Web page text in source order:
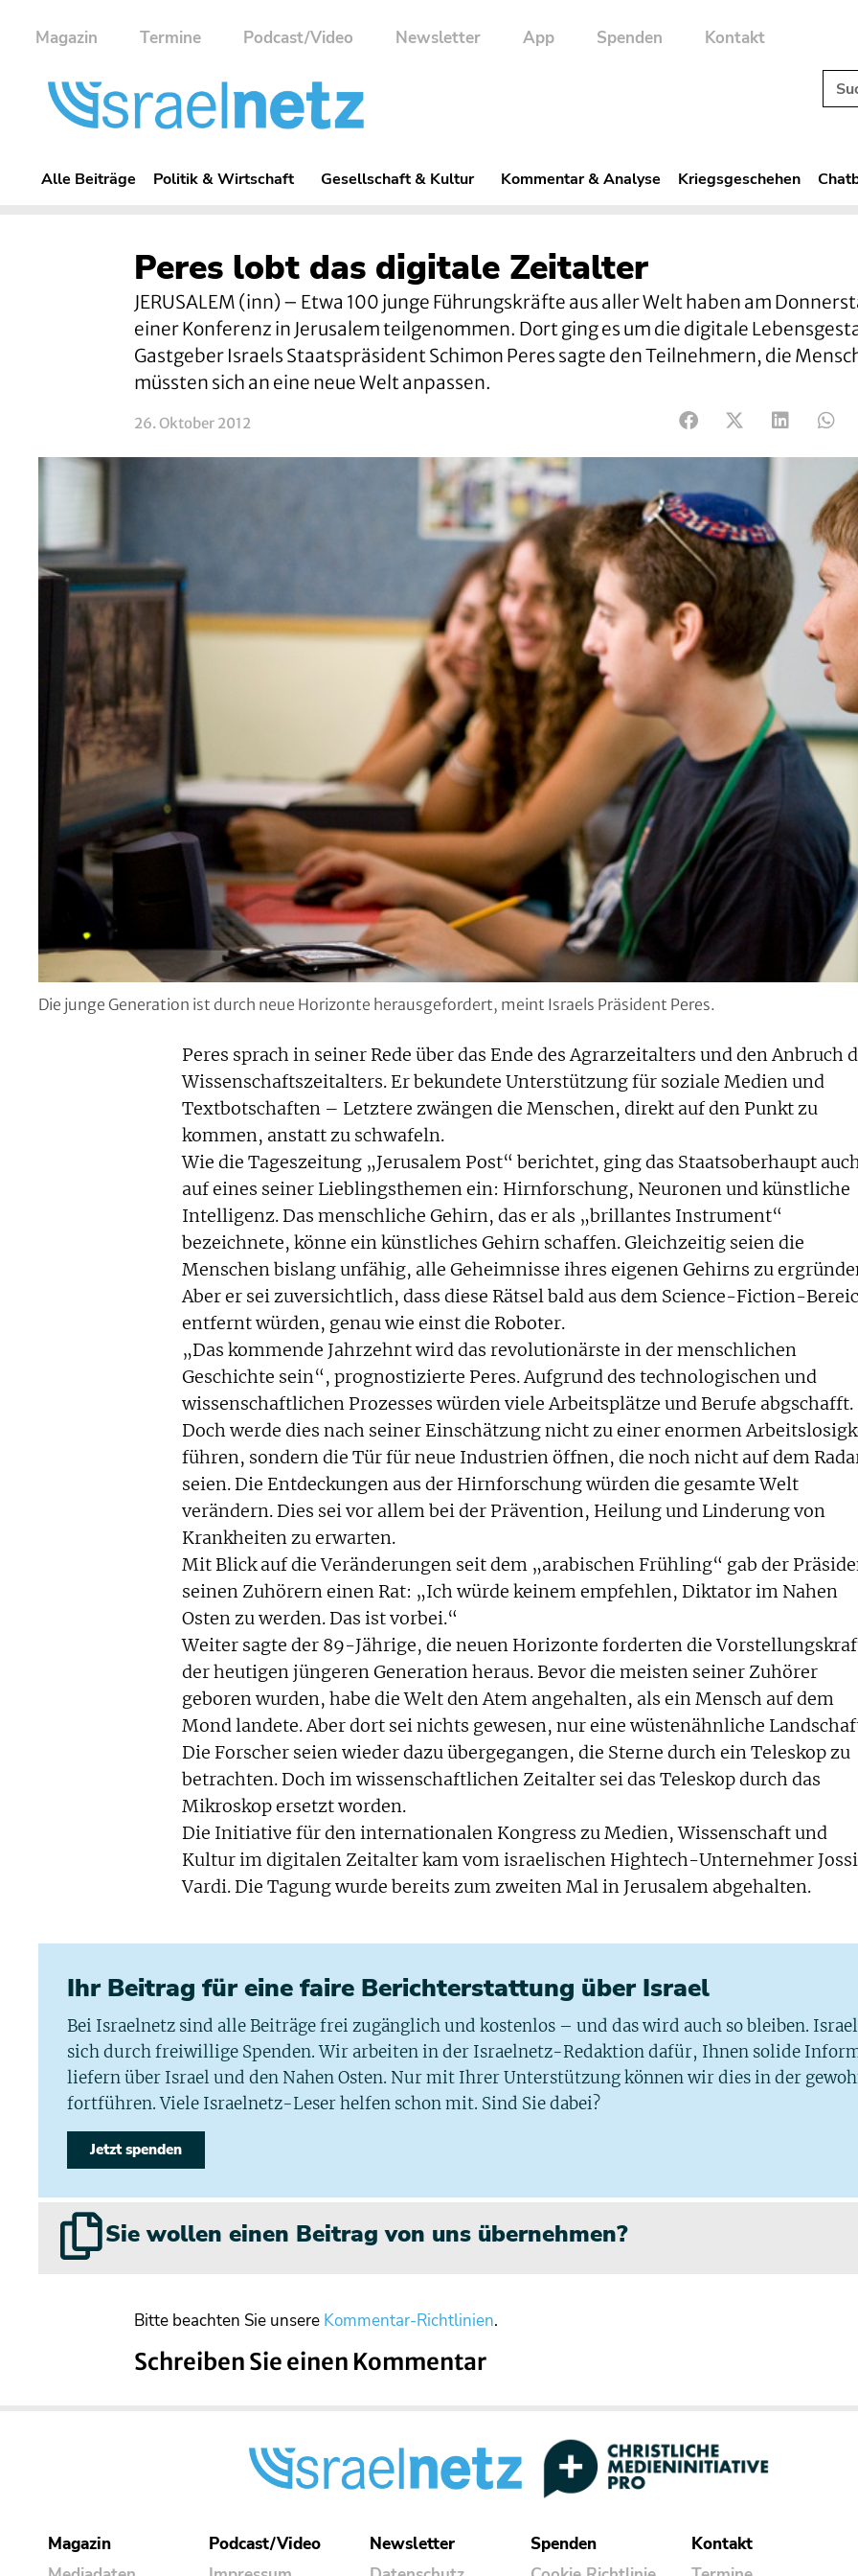
Magazin Termine Podcast/Video Newsletter App Spenden Kontakt
Alle Beiträge Politik & Wirtschaft Gesellschaft & Kultur Kommentar & Analyse Kriegsgeschehen
Peres lobt das digitale Zeitalter
JERUSALEM (inn) – Etwa 100 junge Führungskräfte aus aller Welt haben am
einer Konferenz in Jerusalem teilgenommen. Dort ging es um die digitale
Gastgeber Israels Staatspräsident Schimon Peres sagte den Teilnehmern, die
müssten sich an eine neue Welt anpassen.
26. Oktober 2012
Die junge Generation ist durch neue Horizonte herausgefordert, meint Israels Präsident Peres.
Peres sprach in seiner Rede über das Ende des Agrarzeitalters und den Anbruch
Wissenschaftszeitalters. Er bekundete Unterstützung für soziale Medien und
Textbotschaften – Letztere zwängen die Menschen, direkt auf den Punkt zu
kommen, anstatt zu schwafeln.
Wie die Tageszeitung „Jerusalem Post“ berichtet, ging das Staatsoberhaupt
auf eines seiner Lieblingsthemen ein: Hirnforschung, Neuronen und künstliche
Intelligenz. Das menschliche Gehirn, das er als „brillantes Instrument“
bezeichnete, könne ein künstliches Gehirn schaffen. Gleichzeitig seien die
Menschen bislang unfähig, alle Geheimnisse ihres eigenen Gehirns zu
Aber er sei zuversichtlich, dass diese Rätsel bald aus dem Science-Fiction-
entfernt würden, genau wie einst die Roboter.
„Das kommende Jahrzehnt wird das revolutionärste in der menschlichen
Geschichte sein“, prognostizierte Peres. Aufgrund des technologischen und
wissenschaftlichen Prozesses würden viele Arbeitsplätze und Berufe abgschafft.
Doch werde dies nach seiner Einschätzung nicht zu einer enormen
führen, sondern die Tür für neue Industrien öffnen, die noch nicht auf dem
seien. Die Entdeckungen aus der Hirnforschung würden die gesamte Welt
verändern. Dies sei vor allem bei der Prävention, Heilung und Linderung von
Krankheiten zu erwarten.
Mit Blick auf die Veränderungen seit dem „arabischen Frühling“ gab der
seinen Zuhörern einen Rat: „Ich würde keinem empfehlen, Diktator im Nahen
Osten zu werden. Das ist vorbei.“
Weiter sagte der 89-Jährige, die neuen Horizonte forderten die
der heutigen jüngeren Generation heraus. Bevor die meisten seiner Zuhörer
geboren wurden, habe die Welt den Atem angehalten, als ein Mensch auf dem
Mond landete. Aber dort sei nichts gewesen, nur eine wüstenähnliche
Die Forscher seien wieder dazu übergegangen, die Sterne durch ein Teleskop zu
betrachten. Doch im wissenschaftlichen Zeitalter sei das Teleskop durch das
Mikroskop ersetzt worden.
Die Initiative für den internationalen Kongress zu Medien, Wissenschaft und
Kultur im digitalen Zeitalter kam vom israelischen Hightech-Unternehmer Jossi
Vardi. Die Tagung wurde bereits zum zweiten Mal in Jerusalem abgehalten.
Ihr Beitrag für eine faire Berichterstattung über Israel
Bei Israelnetz sind alle Beiträge frei zugänglich und kostenlos – und das wird auch so bleiben.
sich durch freiwillige Spenden. Wir arbeiten in der Israelnetz-Redaktion dafür, Ihnen solide
liefern über Israel und den Nahen Osten. Nur mit Ihrer Unterstützung können wir dies in der
fortführen. Viele Israelnetz-Leser helfen schon mit. Sind Sie dabei?
Jetzt spenden
Sie wollen einen Beitrag von uns übernehmen?
Bitte beachten Sie unsere Kommentar-Richtlinien.
Schreiben Sie einen Kommentar
Magazin
Podcast/Video
Newsletter
Spenden
Kontakt